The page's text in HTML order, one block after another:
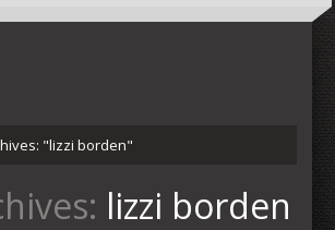
"lizzi borden"
lizzi borden